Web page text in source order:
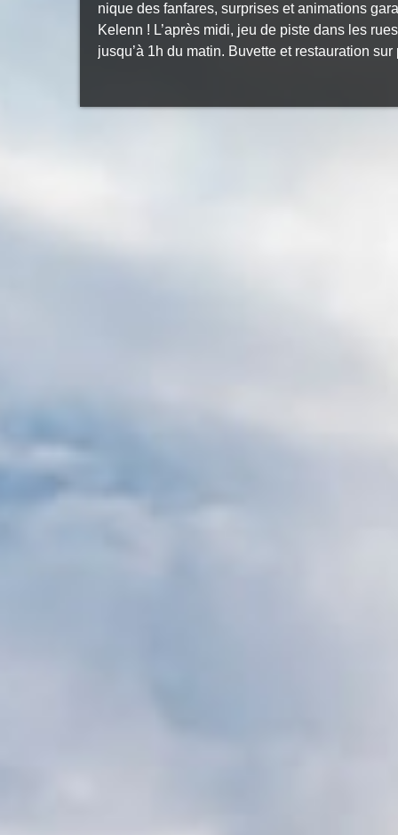
nique des fanfares, surprises et animations
Kelenn ! L’après midi, jeu de piste dans les
jusqu’à 1h du matin. Buvette et restauration sur